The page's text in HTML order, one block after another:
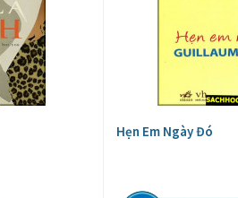
Hẹn Em Ngày Đó